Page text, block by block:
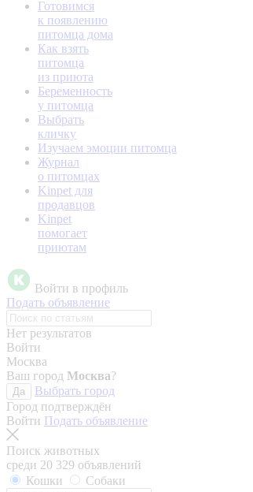
Готовимся
к появлению
питомца дома
Как взять
питомца
из приюта
Беременность
у питомца
Выбрать
кличку
Изучаем эмоции питомца
Журнал
о питомцах
Kinpet для
продавцов
Kinpet
помогает
приютам
Войти в профиль
Подать объявление
Нет результатов
Войти
Москва
Ваш город Москва?
Да
Выбрать город
Город подтверждён
Войти Подать объявление
Поиск животных
среди 20 329 объявлений
Кошки
Собаки